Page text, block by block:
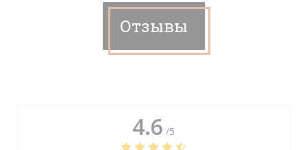
Отзывы
4.6 /5